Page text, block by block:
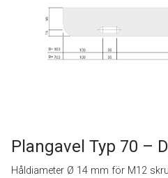
Plangavel Typ 70 –
Håldiameter Ø 14 mm för M12